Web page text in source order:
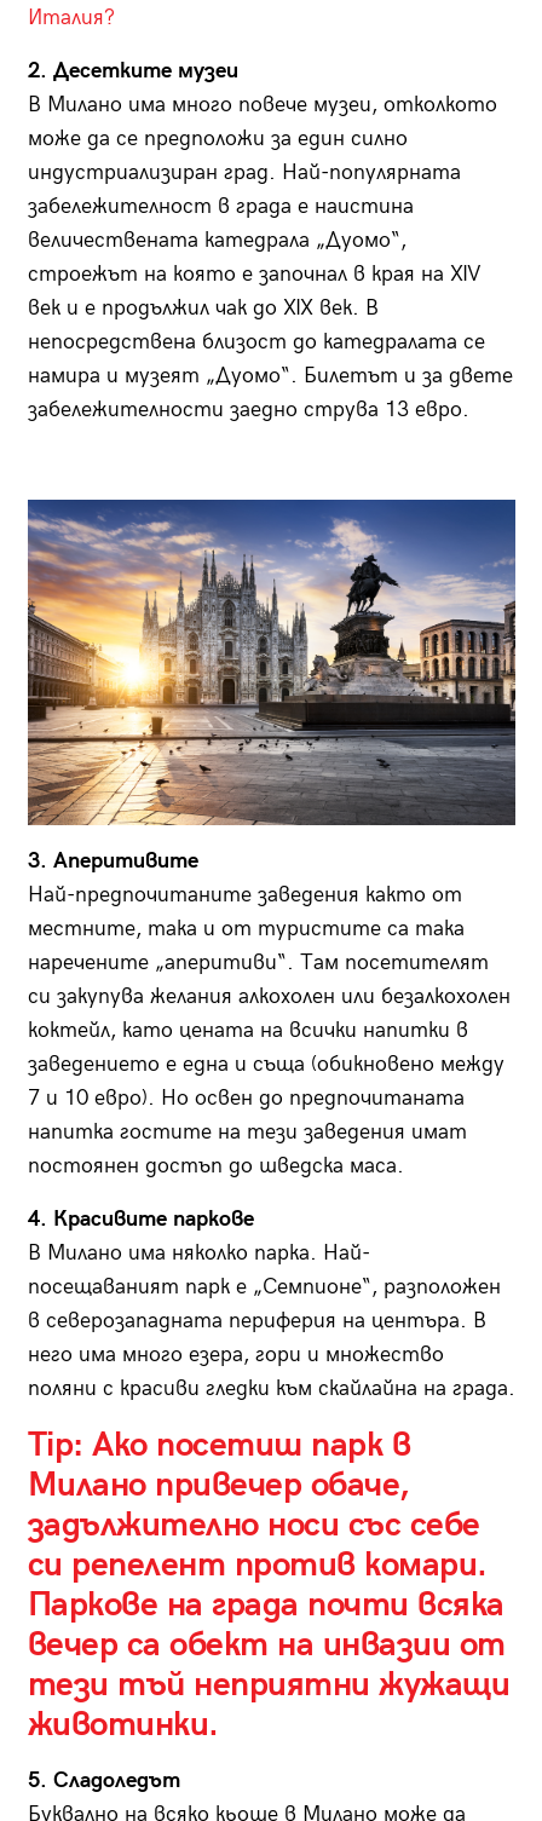
Италия?
2. Десетките музеи
В Милано има много повече музеи, отколкото
може да се предположи за един силно
индустриализиран град. Най-популярната
забележителност в града е наистина
величествената катедрала „Дуомо“,
строежът на която е започнал в края на XIV
век и е продължил чак до XIX век. В
непосредствена близост до катедралата се
намира и музеят „Дуомо“. Билетът и за двете
забележителности заедно струва 13 евро.
3. Аперитивите
Най-предпочитаните заведения както от
местните, така и от туристите са така
наречените „аперитиви“. Там посетителят
си закупува желания алкохолен или безалкохолен
коктейл, като цената на всички напитки в
заведението е една и съща (обикновено между
7 и 10 евро). Но освен до предпочитаната
напитка гостите на тези заведения имат
постоянен достъп до шведска маса.
4. Красивите паркове
В Милано има няколко парка. Най-
посещаваният парк е „Семпионе“, разположен
в северозападната периферия на центъра. В
него има много езера, гори и множество
поляни с красиви гледки към скайлайна на града.
Tip: Ако посетиш парк в
Милано привечер обаче,
задължително носи със себе
си репелент против комари.
Паркове на града почти всяка
вечер са обект на инвазии от
тези тъй неприятни жужащи
животинки.
5. Сладоледът
Буквално на всяко кьоше в Милано може да